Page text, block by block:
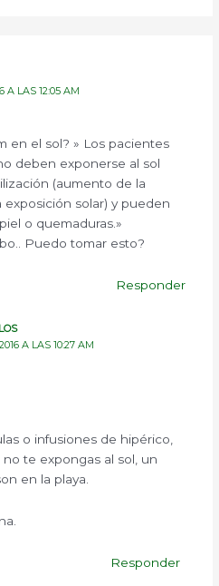
A LAS 12:05 AM
en el sol? » Los pacientes
deben exponerse al sol
(aumento de la
exposición solar) y pueden
o quemaduras.»
Puedo tomar esto?
Responder
A LAS 10:27 AM
o infusiones de hipérico,
te expongas al sol, un
en la playa.
Responder